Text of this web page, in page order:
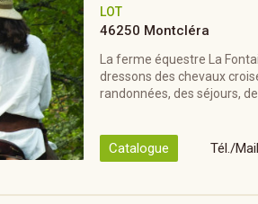
LOT
46250 Montcléra
La ferme équestre La
dressons des chevaux
randonnées, des séjours,
Catalogue Tél./Mail